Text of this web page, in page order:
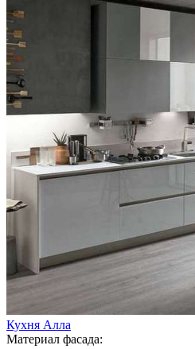
Кухня Алла
Материал фасада: